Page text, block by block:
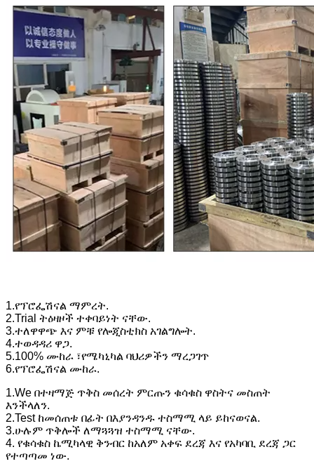
1.የፕሮፌሽናል ማምረት.
2.Trial ትዕዛዞች ተቀባይነት ናቸው.
3.ተለዋዋጭ እና ምቹ የሎጂስቲክስ አገልግሎት.
4.ተወዳዳሪ ዋጋ.
5.100% ሙከራ ፣የሜካኒካል ባህሪዎችን ማረጋገጥ
6.የፕሮፌሽናል ሙከራ.
1.We በተዛማጅ ጥቅስ መሰረት ምርጡን ቁሳቁስ ዋስትና መስጠት
እንችላለን.
2.Test ከመሰጠቱ በፊት በእያንዳንዱ ተስማሚ ላይ ይከናወናል.
3.ሁሉም ጥቅሎች ለማጓጓዝ ተስማሚ ናቸው.
4. የቁሳቁስ ኬሚካላዊ ቅንብር ከአለም አቀፍ ደረጃ እና የአካባቢ ደረጃ ጋር
የተጣጣመ ነው.